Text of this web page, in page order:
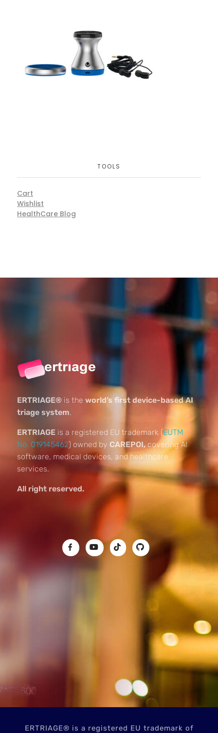
TOOLS
Cart
Wishlist
HealthCare Blog
ERTRIAGE® is the world’s first device-based AI
triage system.
ERTRIAGE is a registered EU trademark (EUTM
No. 019145462) owned by CAREPOI,covering AI
software, medical devices, and healthcare
services.
All right reserved.
ERTRIAGE® is a registered EU trademark of